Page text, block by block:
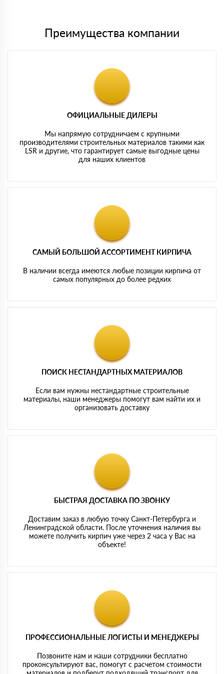
Преимущества компании
ОФИЦИАЛЬНЫЕ ДИЛЕРЫ
Мы напрямую сотрудничаем с крупными
производителями строительных материалов такими как
LSR и другие, что гарантирует самые выгодные цены
для наших клиентов
САМЫЙ БОЛЬШОЙ АССОРТИМЕНТ КИРПИЧА
В наличии всегда имеются любые позиции кирпича от
самых популярных до более редких
ПОИСК НЕСТАНДАРТНЫХ МАТЕРИАЛОВ
Если вам нужны нестандартные строительные
материалы, наши менеджеры помогут вам найти их и
организовать доставку
БЫСТРАЯ ДОСТАВКА ПО ЗВОНКУ
Доставим заказ в любую точку Санкт-Петербурга и
Ленинградской области. После уточнения наличия вы
можете получить кирпич уже через 2 часа у Вас на
объекте!
ПРОФЕССИОНАЛЬНЫЕ ЛОГИСТЫ И МЕНЕДЖЕРЫ
Позвоните нам и наши сотрудники бесплатно
проконсультируют вас, помогут с расчетом стоимости